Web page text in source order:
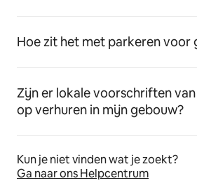
Hoe zit het met parkeren voor
Zijn er lokale voorschriften
op verhuren in mijn gebouw?
Kun je niet vinden wat je zoekt?
Ga naar ons Helpcentrum